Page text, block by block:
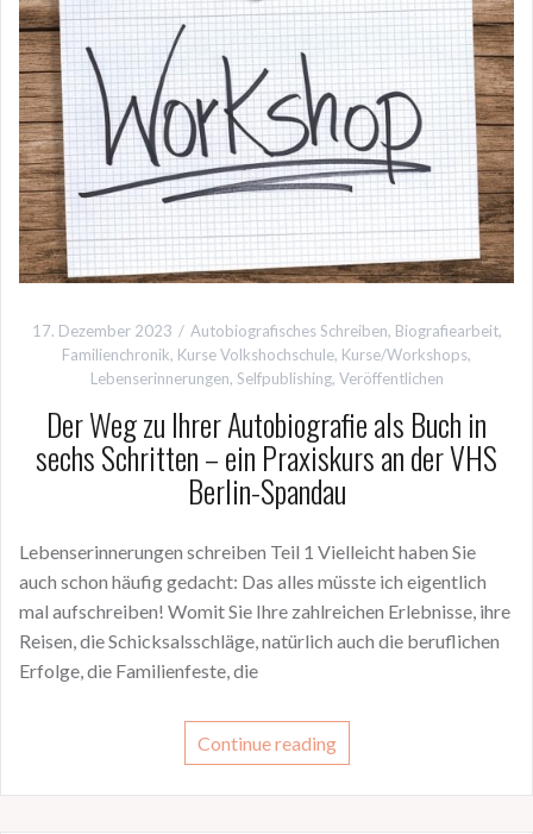
17. Dezember 2023 Autobiografisches Schreiben, Biografiearbeit,
Familienchronik, Kurse Volkshochschule, Kurse/Workshops,
Lebenserinnerungen, Selfpublishing, Veröffentlichen
Der Weg zu Ihrer Autobiografie als Buch in
sechs Schritten – ein Praxiskurs an der VHS
Berlin-Spandau
Lebenserinnerungen schreiben Teil 1 Vielleicht haben Sie
auch schon häufig gedacht: Das alles müsste ich eigentlich
mal aufschreiben! Womit Sie Ihre zahlreichen Erlebnisse, ihre
Reisen, die Schicksalsschläge, natürlich auch die beruflichen
Erfolge, die Familienfeste, die
Continue reading